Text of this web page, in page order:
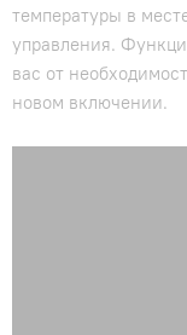
температуры в
управления.
вас от
новом включении.